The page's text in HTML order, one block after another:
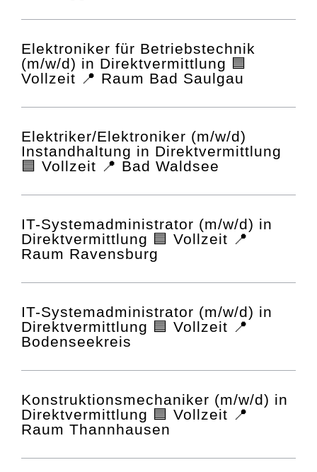
Elektroniker für Betriebstechnik
(m/w/d) in Direktvermittlung 🟦
Vollzeit 📍 Raum Bad Saulgau
Elektriker/Elektroniker (m/w/d)
Instandhaltung in Direktvermittlung
🟦 Vollzeit 📍 Bad Waldsee
IT-Systemadministrator (m/w/d) in
Direktvermittlung 🟦 Vollzeit 📍
Raum Ravensburg
IT-Systemadministrator (m/w/d) in
Direktvermittlung 🟦 Vollzeit 📍
Bodenseekreis
Konstruktionsmechaniker (m/w/d) in
Direktvermittlung 🟦 Vollzeit 📍
Raum Thannhausen